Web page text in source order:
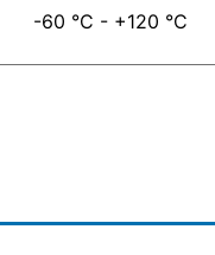
-60 °C - +120 °C